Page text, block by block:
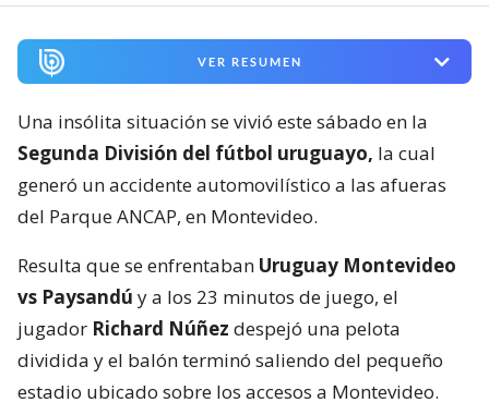
VER RESUMEN
Una insólita situación se vivió este sábado en la
Segunda División del fútbol uruguayo, la cual
generó un accidente automovilístico a las afueras
del Parque ANCAP, en Montevideo.
Resulta que se enfrentaban Uruguay Montevideo
vs Paysandú y a los 23 minutos de juego, el
jugador Richard Núñez despejó una pelota
dividida y el balón terminó saliendo del pequeño
estadio ubicado sobre los accesos a Montevideo.